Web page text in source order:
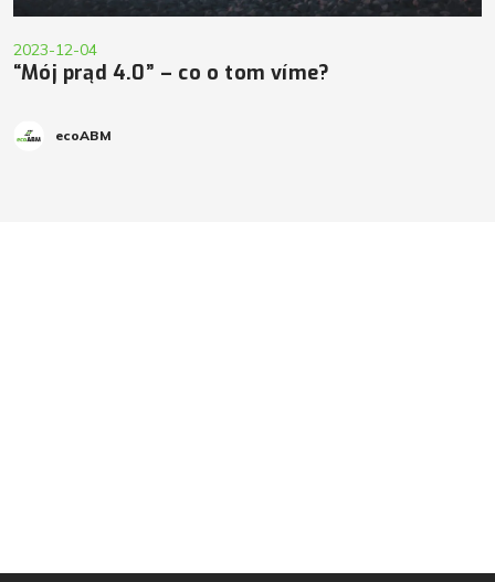
2023-12-04
“Mój prąd 4.0” – co o tom víme?
ecoABM